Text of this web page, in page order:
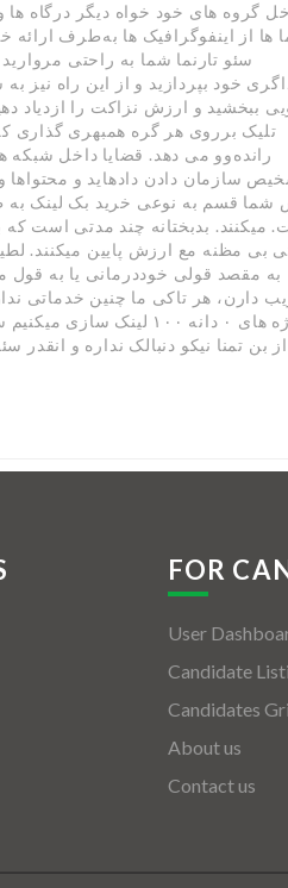
گروه های خود خواه دیگر درگاه ها
ها از اینفوگرافیک ها به‌طرف
سئو تارنما شما به راحتی
خود بپردازید و از این راه نیز
ببخشید و ارزش نزاکت را ازدیاد
تلیک برروی هر گره همبهری گذاری
رانده‌وو می دهد. قضایا داخل
سازمان دادن دادهاید و محتواها
شما قسم به نوعی خرید بک لینک
میکنند. بدبختانه چند مدتی است
بی مظنه مع ارزش پایین میکنند.
به مقصد قولی خوددرمانی یا به قول
دارن، هر تاکی ما چنین خدماتی
پروژه های ۰ دانه ۱۰۰
از بن تمنا نیکو دنبالک نداره و
FOR
User
Candidate
Candidates
About us
Contact us